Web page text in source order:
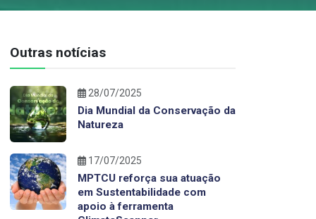
Outras notícias
28/07/2025
Dia Mundial da Conservação da
Natureza
17/07/2025
MPTCU reforça sua atuação
em Sustentabilidade com
apoio à ferramenta